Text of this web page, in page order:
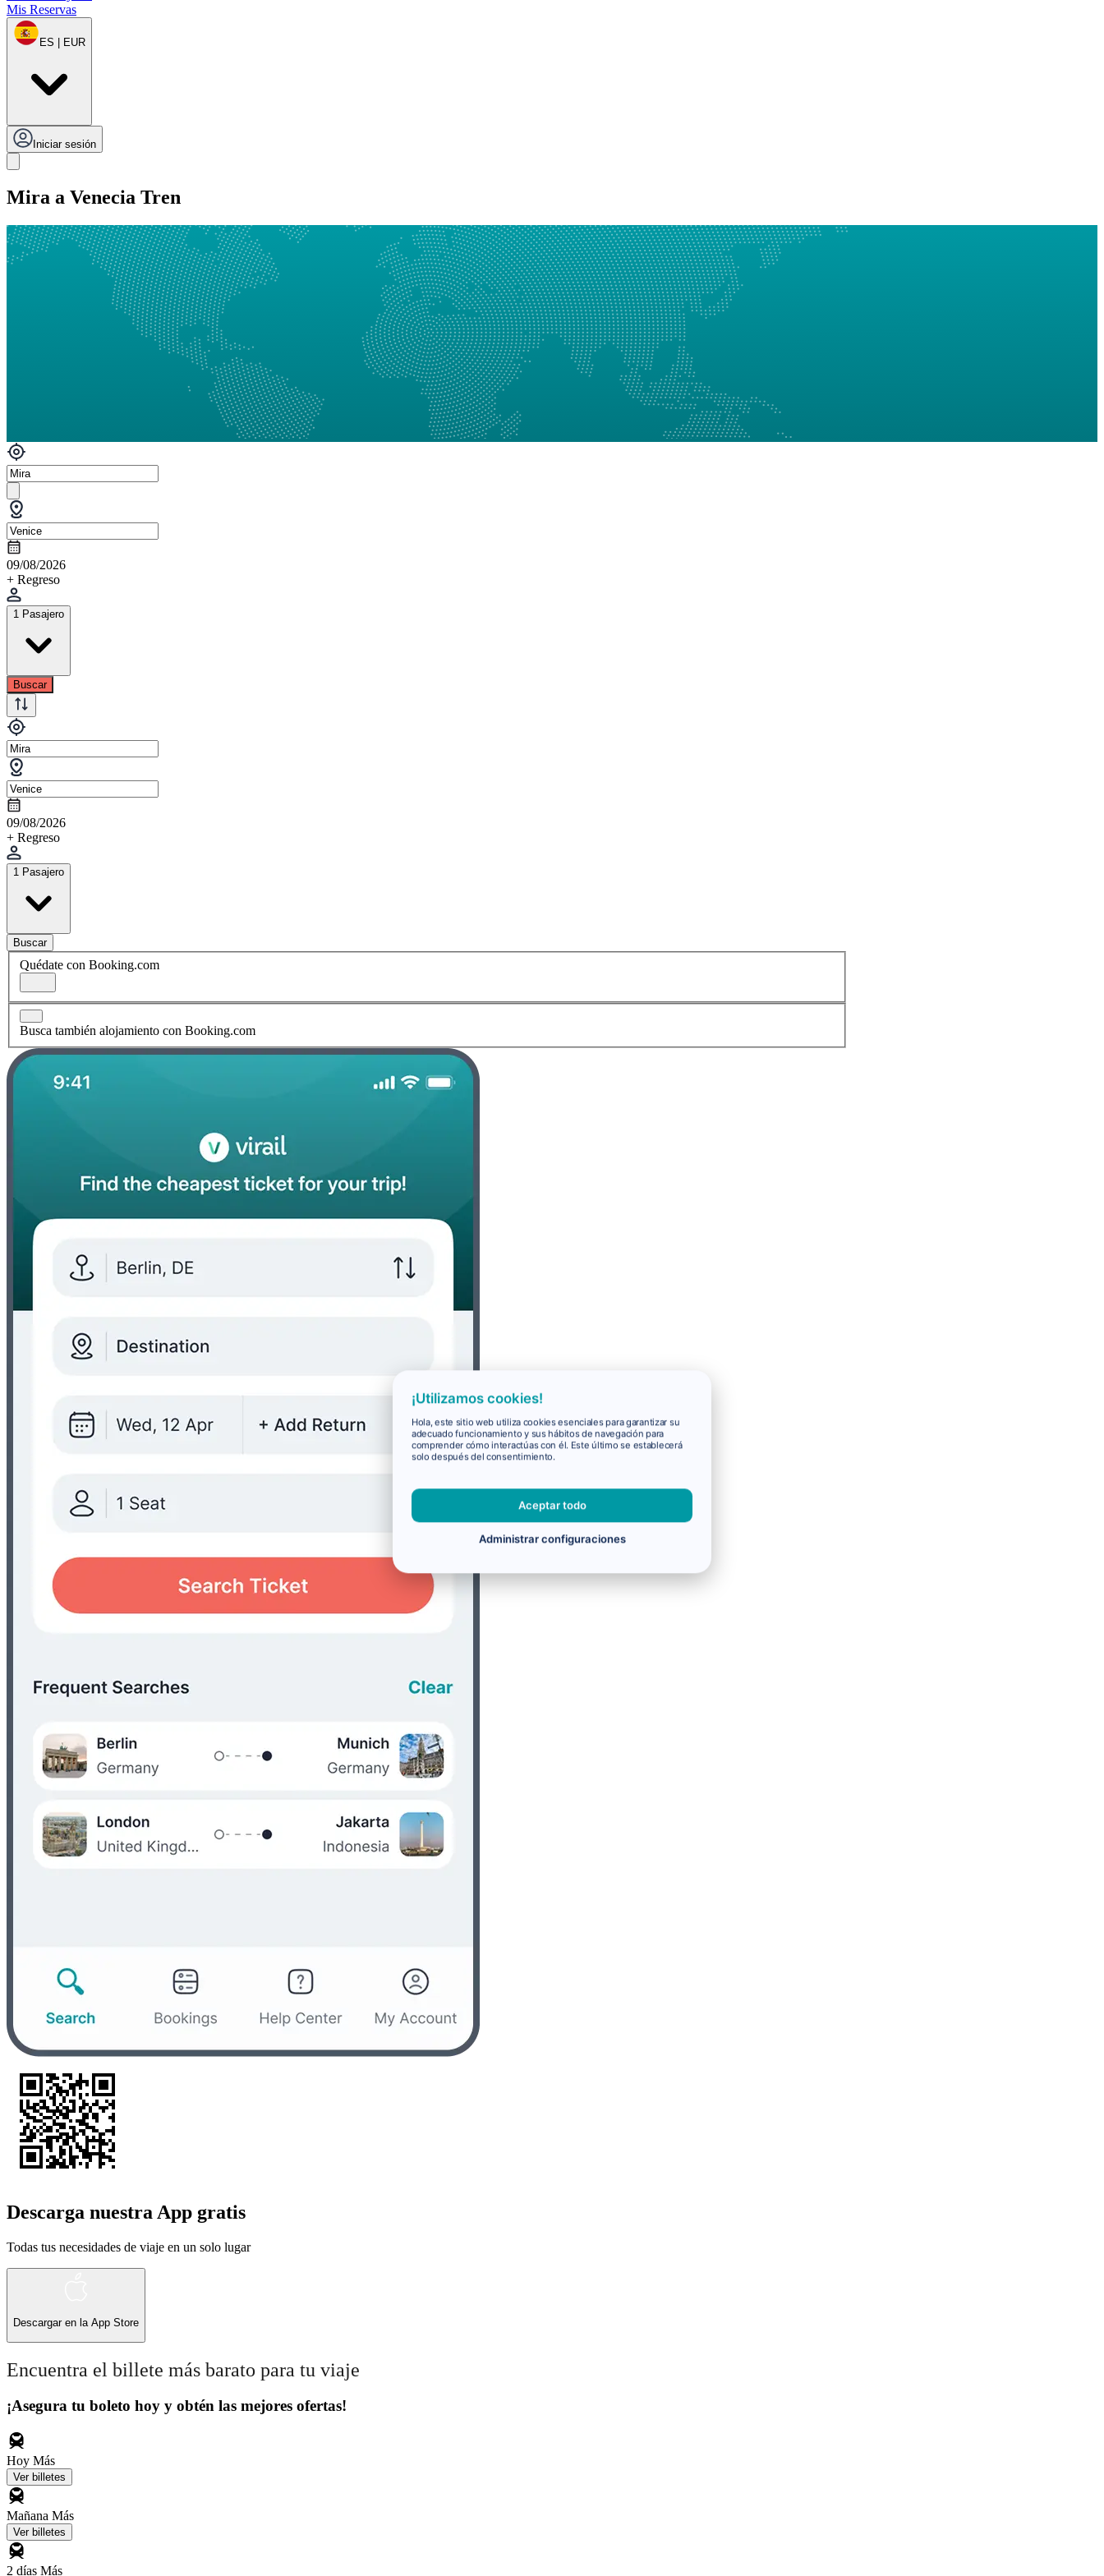
Mis Reservas
ES | EUR
Iniciar sesión
Mira a Venecia Tren
09/08/2026
+ Regreso
1 Pasajero
Buscar
09/08/2026
+ Regreso
1 Pasajero
Buscar
Quédate con Booking.com
Busca también alojamiento con Booking.com
Descarga nuestra App gratis
Todas tus necesidades de viaje en un solo lugar
Descargar en la App Store
Encuentra el billete más barato para tu viaje
¡Asegura tu boleto hoy y obtén las mejores ofertas!
Hoy Más
Ver billetes
Mañana Más
Ver billetes
2 días Más
¡Utilizamos cookies!
Hola, este sitio web utiliza cookies esenciales para garantizar su
adecuado funcionamiento y sus hábitos de navegación para
comprender cómo interactúas con él. Este último se establecerá
solo después del consentimiento.
Aceptar todo
Administrar configuraciones